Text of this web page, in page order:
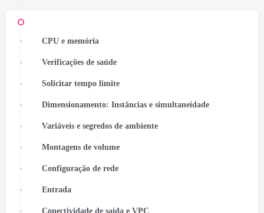
CPU e memória
Verificações de saúde
Solicitar tempo limite
Dimensionamento: Instâncias e simultaneidade
Variáveis ​​e segredos de ambiente
Montagens de volume
Configuração de rede
Entrada
Conectividade de saída e VPC